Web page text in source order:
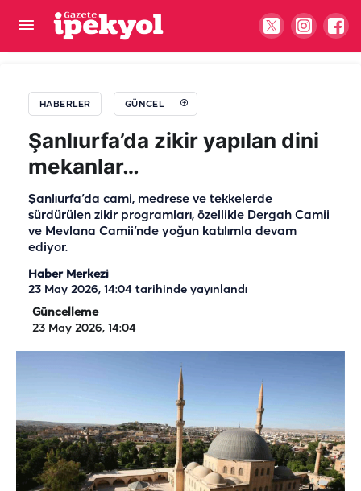
HABERLER GÜNCEL
Şanlıurfa’da zikir yapılan dini
mekanlar…
Şanlıurfa’da cami, medrese ve tekkelerde
sürdürülen zikir programları, özellikle Dergah Camii
ve Mevlana Camii’nde yoğun katılımla devam
ediyor.
Haber Merkezi
23 May 2026, 14:04 tarihinde yayınlandı
Güncelleme
23 May 2026, 14:04
MHP Eyyübiye’de kongre heyecanı tamamlandı: